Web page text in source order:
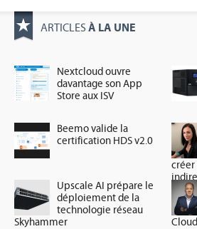
ARTICLES À LA UNE
Nextcloud ouvre
davantage son App
Store aux ISV
Beemo valide la
certification HDS v2.0
créer
Upscale AI prépare le
déploiement de la
technologie réseau
Skyhammer